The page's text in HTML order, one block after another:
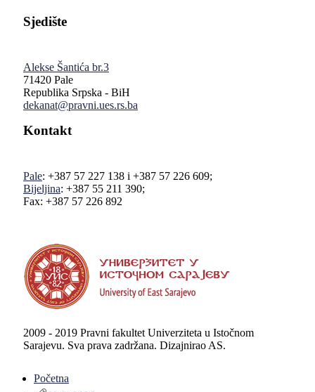
Sjedište
Alekse Šantića br.3
71420 Pale
Republika Srpska - BiH
dekanat@pravni.ues.rs.ba
Kontakt
Pale: +387 57 227 138 i +387 57 226 609;
Bijeljina: +387 55 211 390;
Fax: +387 57 226 892
2009 - 2019 Pravni fakultet Univerziteta u Istočnom
Sarajevu. Sva prava zadržana. Dizajnirao AS.
Početna